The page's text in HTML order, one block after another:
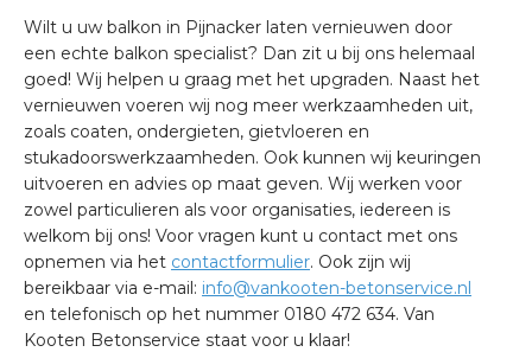
Wilt u uw balkon in Pijnacker laten vernieuwen door
een echte balkon specialist? Dan zit u bij ons helemaal
goed! Wij helpen u graag met het upgraden. Naast het
vernieuwen voeren wij nog meer werkzaamheden uit,
zoals coaten, ondergieten, gietvloeren en
stukadoorswerkzaamheden. Ook kunnen wij keuringen
uitvoeren en advies op maat geven. Wij werken voor
zowel particulieren als voor organisaties, iedereen is
welkom bij ons! Voor vragen kunt u contact met ons
opnemen via het contactformulier. Ook zijn wij
bereikbaar via e-mail: info@vankooten-betonservice.nl
en telefonisch op het nummer 0180 472 634. Van
Kooten Betonservice staat voor u klaar!